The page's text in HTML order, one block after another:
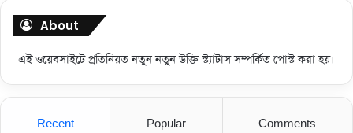
About
এই ওয়েবসাইটে প্রতিনিয়ত নতুন নতুন উক্তি স্ট্যাটাস সম্পর্কিত পোস্ট করা হয়।
Recent Popular Comments